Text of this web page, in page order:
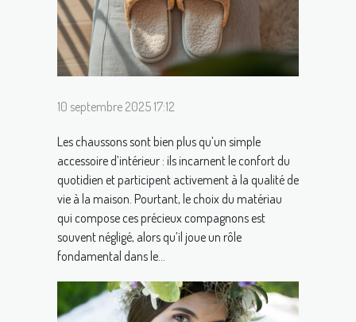
10 septembre 2025 17:12
Les chaussons sont bien plus qu’un simple
accessoire d’intérieur : ils incarnent le confort du
quotidien et participent activement à la qualité de
vie à la maison. Pourtant, le choix du matériau
qui compose ces précieux compagnons est
souvent négligé, alors qu’il joue un rôle
fondamental dans le...